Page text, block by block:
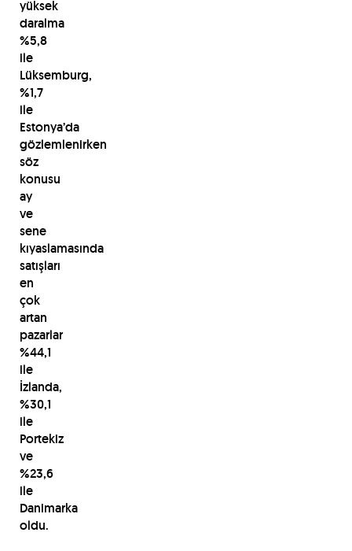
yüksek
daralma
%5,8
ile
Lüksemburg,
%1,7
ile
Estonya’da
gözlemlenirken
söz
konusu
ay
ve
sene
kıyaslamasında
satışları
en
çok
artan
pazarlar
%44,1
ile
İzlanda,
%30,1
ile
Portekiz
ve
%23,6
ile
Danimarka
oldu.